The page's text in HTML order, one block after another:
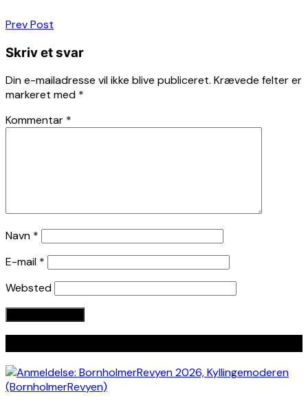
Indlægsnavigation
Prev Post
Skriv et svar
Din e-mailadresse vil ikke blive publiceret. Krævede felter er
markeret med *
Kommentar *
Navn *
E-mail *
Websted